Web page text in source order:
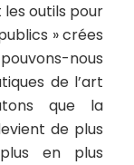
les outils pour
» crées
nous
de l’art
que la
de plus
en plus